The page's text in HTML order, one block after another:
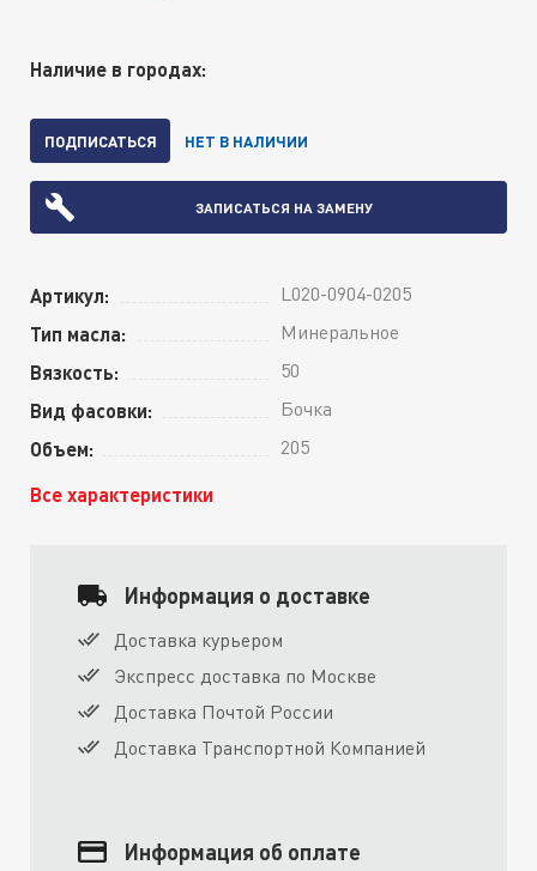
Наличие в городах:
ПОДПИСАТЬСЯ НЕТ В НАЛИЧИИ
ЗАПИСАТЬСЯ НА ЗАМЕНУ
Артикул: L020-0904-0205
Тип масла: Минеральное
Вязкость: 50
Вид фасовки: Бочка
Объем: 205
Все характеристики
Информация о доставке
Доставка курьером
Экспресс доставка по Москве
Доставка Почтой России
Доставка Транспортной Компанией
Информация об оплате